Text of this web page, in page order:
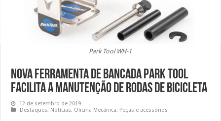
Park Tool WH-1
Nova ferramenta de bancada Park Tool
facilita a manutenção de rodas de bicicleta
12 de setembro de 2019
Destaques, Notícias, Oficina Mecânica, Peças e acessórios